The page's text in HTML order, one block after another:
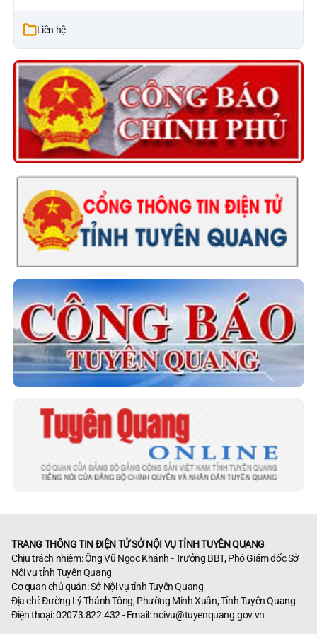
Liên hệ
TRANG THÔNG TIN ĐIỆN TỬ SỞ NỘI VỤ TỈNH TUYÊN QUANG
Chịu trách nhiệm: Ông Vũ Ngọc Khánh - Trưởng BBT, Phó Giám đốc Sở
Nội vụ tỉnh Tuyên Quang
Cơ quan chủ quản: Sở Nội vụ tỉnh Tuyên Quang
Địa chỉ: Đường Lý Thánh Tông, Phường Minh Xuân, Tỉnh Tuyên Quang
Điện thoại: 02073.822.432 - Email:noivu@tuyenquang.gov.vn